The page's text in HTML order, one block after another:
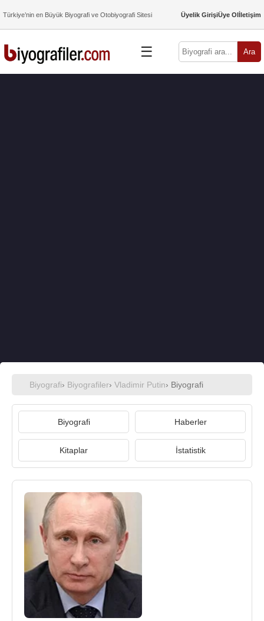
Türkiye’nin en Büyük Biyografi ve Otobiyografi Sitesi Üyelik GirişiÜye Olİletişim
☰ Ara
Biyografi› Biyografiler› Vladimir Putin› Biyografi
Biyografi Haberler
Kitaplar İstatistik